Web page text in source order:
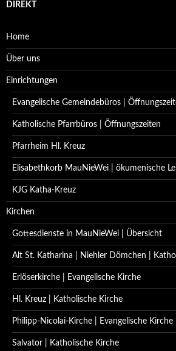
DIREKT
Home
Über uns
Einrichtungen
Evangelische Gemeindebüros |
Katholische Pfarrbüros | Öffnungszeiten
Pfarrheim Hl. Kreuz
Elisabethkorb MauNieWei | ökumenische
KJG Katha-Kreuz
Kirchen
Gottesdienste in MauNieWei | Übersicht
Alt St. Katharina | Niehler Dömchen |
Erlöserkirche | Evangelische Kirche
Hl. Kreuz | Katholische Kirche
Philipp-Nicolai-Kirche | Evangelische Kirche
Salvator | Katholische Kirche